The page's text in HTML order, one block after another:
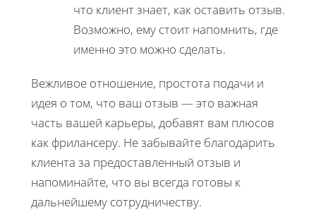
что клиент знает, как оставить отзыв.
Возможно, ему стоит напомнить, где
именно это можно сделать.
Вежливое отношение, простота подачи и
идея о том, что ваш отзыв — это важная
часть вашей карьеры, добавят вам плюсов
как фрилансеру. Не забывайте благодарить
клиента за предоставленный отзыв и
напоминайте, что вы всегда готовы к
дальнейшему сотрудничеству.